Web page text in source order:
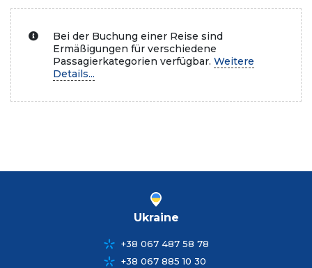
Bei der Buchung einer Reise sind
Ermäßigungen für verschiedene
Passagierkategorien verfügbar. Weitere
Details...
Ukraine
+38 067 487 58 78
+38 067 885 10 30